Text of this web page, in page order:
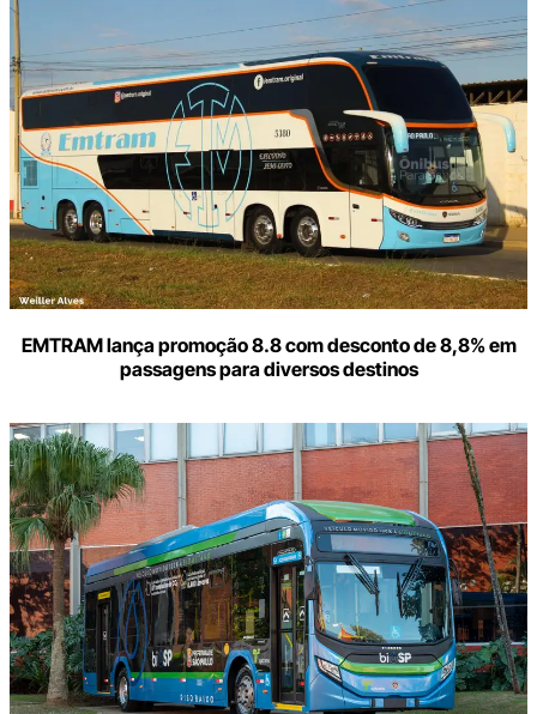
EMTRAM lança promoção 8.8 com desconto de 8,8% em
passagens para diversos destinos
aqui
o
seu
e-
mail